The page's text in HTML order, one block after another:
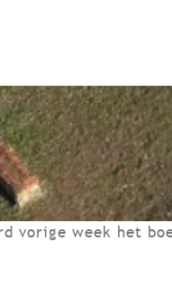
vorige week het